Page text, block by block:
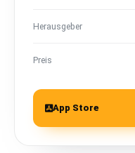
Herausgeber
Preis
App Store